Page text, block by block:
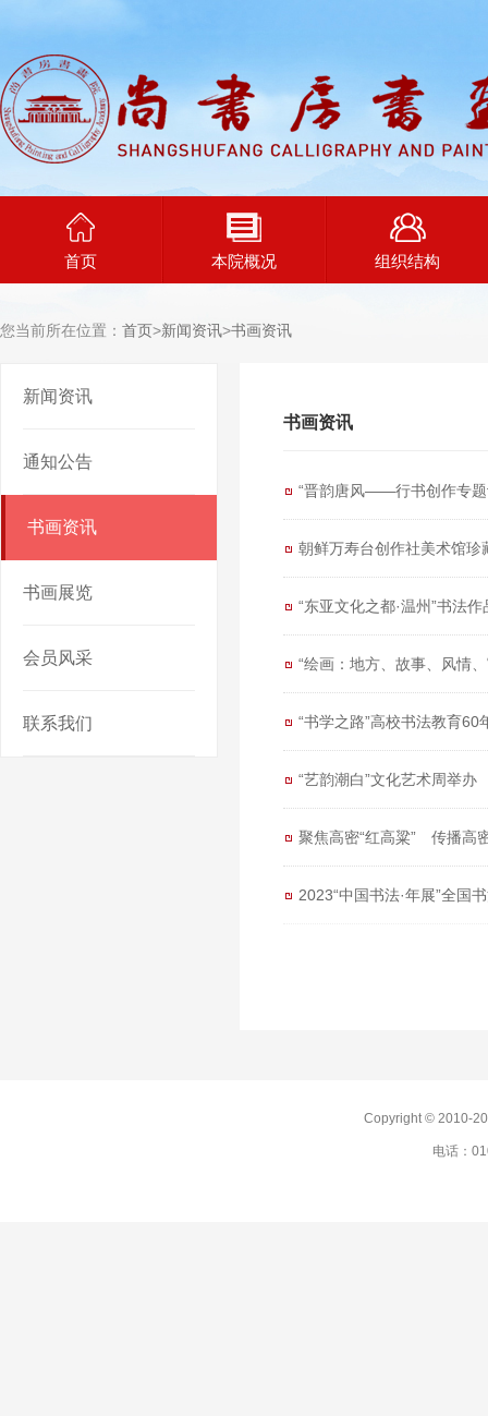
首页 本院概况 组织结构
您当前所在位置： 首页>新闻资讯>书画资讯
新闻资讯
通知公告
书画资讯
书画展览
会员风采
联系我们
书画资讯
“晋韵唐风——行书创作专题
朝鲜万寿台创作社美术馆
“东亚文化之都·温州”书法
“绘画：地方、故事、风情
“书学之路”高校书法教育60
“艺韵潮白”文化艺术周举办
聚焦高密“红高粱” 传播高
2023“中国书法·年展”全国
Copyright © 2010-
电话：